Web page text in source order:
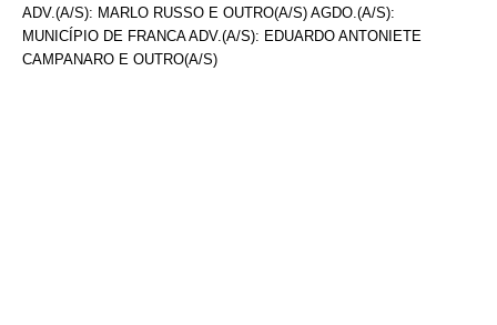
ADV.(A/S): MARLO RUSSO E OUTRO(A/S) AGDO.(A/S):
MUNICÍPIO DE FRANCA ADV.(A/S): EDUARDO ANTONIETE
CAMPANARO E OUTRO(A/S)